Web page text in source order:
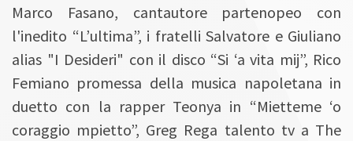
Marco Fasano, cantautore partenopeo con
l'inedito “L’ultima”, i fratelli Salvatore e Giuliano
alias "I Desideri" con il disco “Si ‘a vita mij”, Rico
Femiano promessa della musica napoletana in
duetto con la rapper Teonya in “Mietteme ‘o
coraggio mpietto”, Greg Rega talento tv a The